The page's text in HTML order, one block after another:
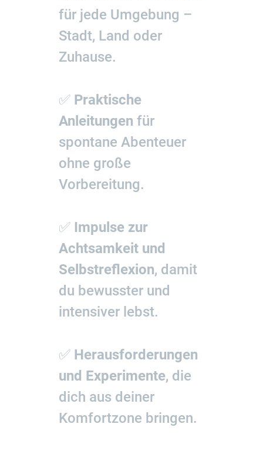
für jede Umgebung –
Stadt, Land oder
Zuhause.
✅ Praktische
Anleitungen für
spontane Abenteuer
ohne große
Vorbereitung.
✅ Impulse zur
Achtsamkeit und
Selbstreflexion, damit
du bewusster und
intensiver lebst.
✅ Herausforderungen
und Experimente, die
dich aus deiner
Komfortzone bringen.